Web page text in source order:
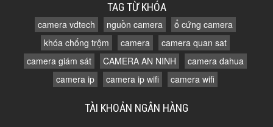
TAG TỪ KHÓA
camera vdtech nguồn camera
ổ cứng camera
khóa chống trộm
camera
camera quan sat
camera giám sát
CAMERA AN NINH
camera dahua
camera ip
camera ip wifi camera wifi
TÀI KHOẢN NGÂN HÀNG